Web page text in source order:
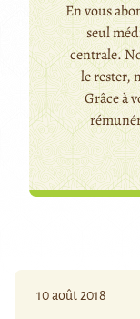
En vous
seul
centrale.
le rester,
Grâce à
10 août 2018